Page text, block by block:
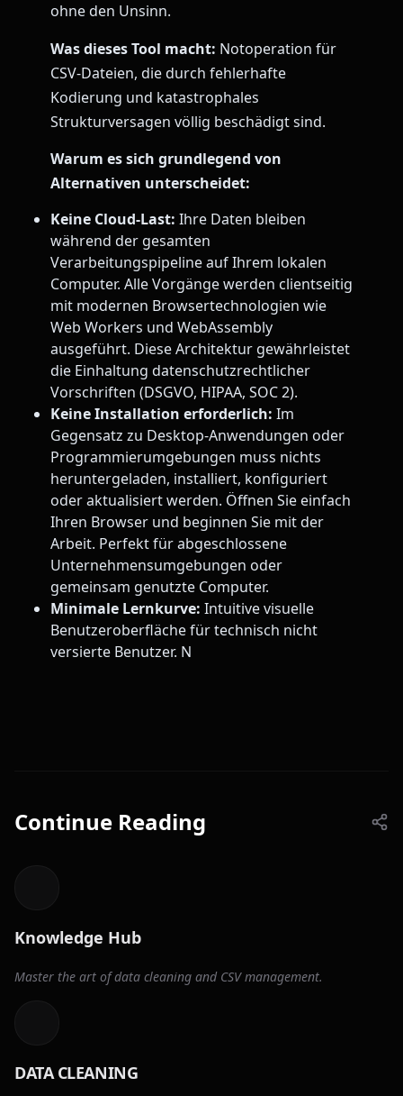
ohne den Unsinn.
Was dieses Tool macht: Notoperation für
CSV-Dateien, die durch fehlerhafte
Kodierung und katastrophales
Strukturversagen völlig beschädigt sind.
Warum es sich grundlegend von
Alternativen unterscheidet:
Keine Cloud-Last: Ihre Daten bleiben
während der gesamten
Verarbeitungspipeline auf Ihrem lokalen
Computer. Alle Vorgänge werden clientseitig
mit modernen Browsertechnologien wie
Web Workers und WebAssembly
ausgeführt. Diese Architektur gewährleistet
die Einhaltung datenschutzrechtlicher
Vorschriften (DSGVO, HIPAA, SOC 2).
Keine Installation erforderlich: Im
Gegensatz zu Desktop-Anwendungen oder
Programmierumgebungen muss nichts
heruntergeladen, installiert, konfiguriert
oder aktualisiert werden. Öffnen Sie einfach
Ihren Browser und beginnen Sie mit der
Arbeit. Perfekt für abgeschlossene
Unternehmensumgebungen oder
gemeinsam genutzte Computer.
Minimale Lernkurve: Intuitive visuelle
Benutzeroberfläche für technisch nicht
versierte Benutzer. N
Continue Reading
Knowledge Hub
Master the art of data cleaning and CSV management.
DATA CLEANING